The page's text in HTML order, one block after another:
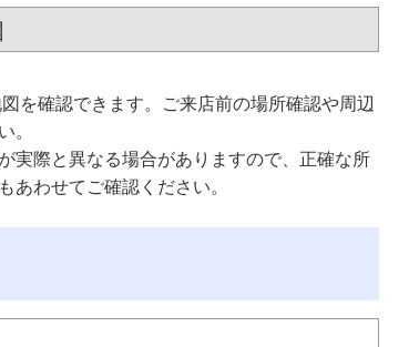
を確認できます。ご来店前の場所確認や周辺
。
実際と異なる場合がありますので、正確な所
あわせてご確認ください。